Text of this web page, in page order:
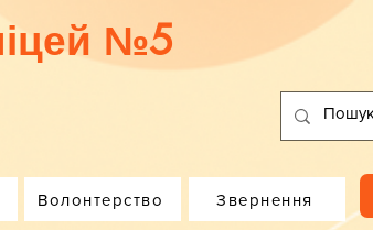
№5
Волонтерство Звернення